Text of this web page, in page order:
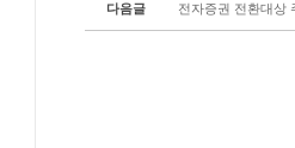
다음글 전자증권 전환대상